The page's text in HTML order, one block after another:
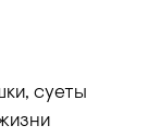
суеты